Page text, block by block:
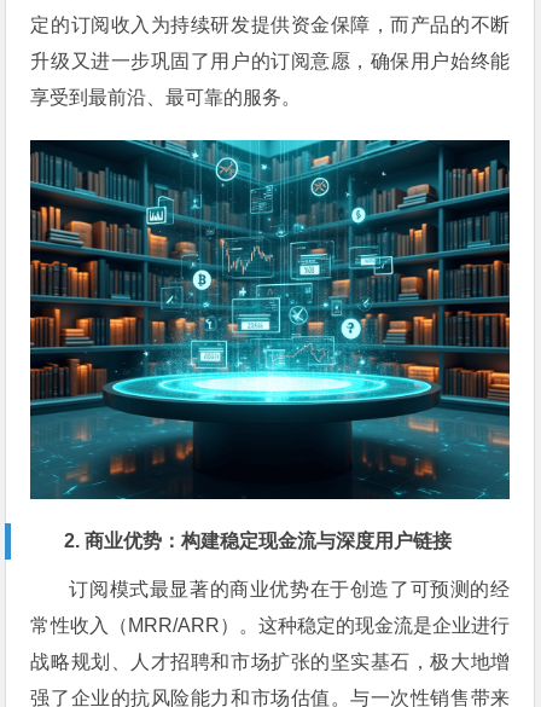
定的订阅收入为持续研发提供资金保障，而产品的不断
升级又进一步巩固了用户的订阅意愿，确保用户始终能
享受到最前沿、最可靠的服务。
2. 商业优势：构建稳定现金流与深度用户链接
订阅模式最显著的商业优势在于创造了可预测的经
常性收入（MRR/ARR）。这种稳定的现金流是企业进行
战略规划、人才招聘和市场扩张的坚实基石，极大地增
强了企业的抗风险能力和市场估值。与一次性销售带来